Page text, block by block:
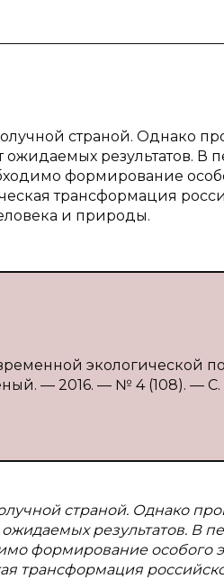
страной. Однако
результатов. В
формирование
трансформация
и природы.
экологической
— 2016. — № 4 (108). — С.
страной. Однако
результатов. В
формирование особого
трансформация